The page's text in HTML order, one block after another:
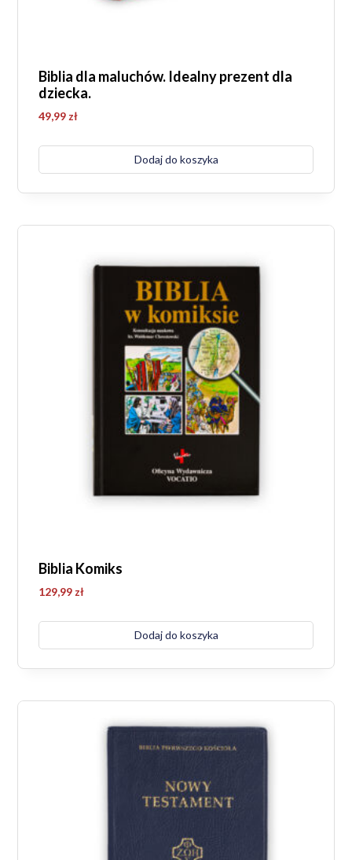
Biblia dla maluchów. Idealny prezent dla
dziecka.
49,99 zł
Dodaj do koszyka
Biblia Komiks
129,99 zł
Dodaj do koszyka